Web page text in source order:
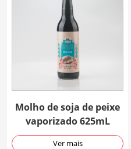
Molho de soja de peixe
vaporizado 625mL
Ver mais